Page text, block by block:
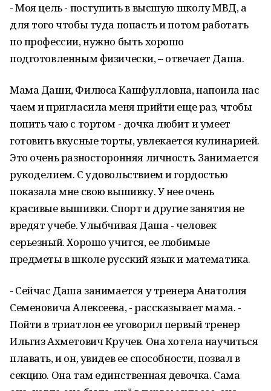
- Моя цель - поступить в высшую школу МВД, а
для того чтобы туда попасть и потом работать
по профессии, нужно быть хорошо
подготовленным физически, – отвечает Даша.
Мама Даши, Филюса Кашфулловна, напоила нас
чаем и пригласила меня прийти еще раз, чтобы
попить чаю с тортом - дочка любит и умеет
готовить вкусные торты, увлекается кулинарией.
Это очень разносторонняя личность. Занимается
рукоделием. С удовольствием и гордостью
показала мне свою вышивку. У нее очень
красивые вышивки. Спорт и другие занятия не
вредят учебе. Улыбчивая Даша - человек
серьезный. Хорошо учится, ее любимые
предметы в школе русский язык и математика.
- Сейчас Даша занимается у тренера Анатолия
Семеновича Алексеева, - рассказывает мама. -
Пойти в триатлон ее уговорил первый тренер
Ильгиз Ахметович Кручев. Она хотела научиться
плавать, и он, увидев ее способности, позвал в
секцию. Она там единственная девочка. Сама